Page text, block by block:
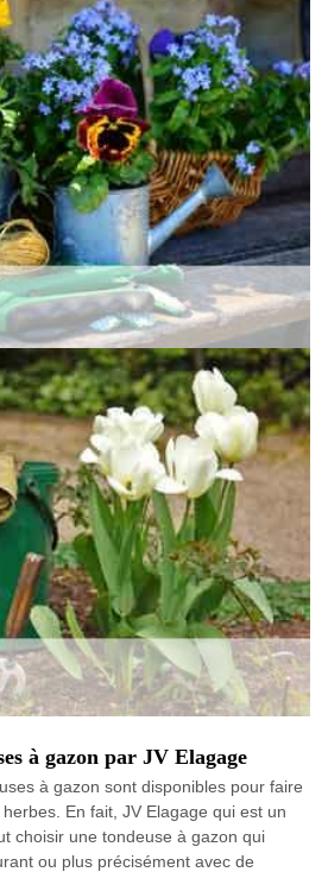
à gazon par JV Elagage
à gazon sont disponibles pour faire
En fait, JV Elagage qui est un
choisir une tondeuse à gazon qui
ou plus précisément avec de